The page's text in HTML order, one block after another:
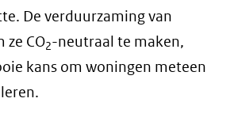
De verduurzaming van
ze CO2-neutraal te maken,
kans om woningen meteen